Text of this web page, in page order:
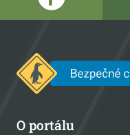
O portálu